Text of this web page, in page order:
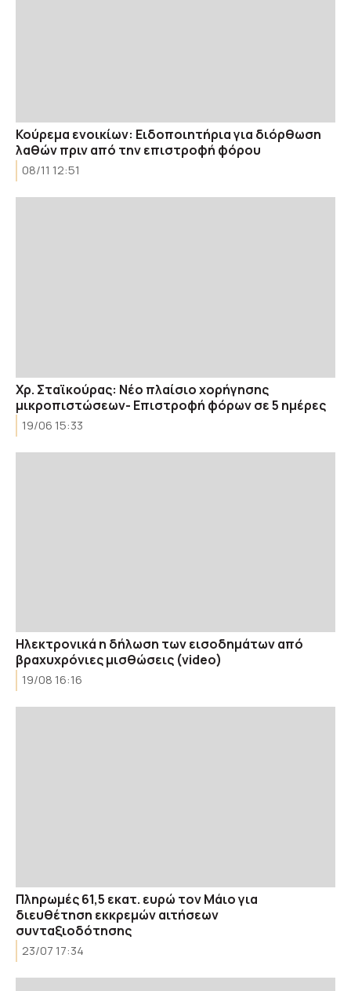
Κούρεμα ενοικίων: Ειδοποιητήρια για διόρθωση
λαθών πριν από την επιστροφή φόρου
08/11 12:51
Χρ. Σταϊκούρας: Νέο πλαίσιο χορήγησης
μικροπιστώσεων- Επιστροφή φόρων σε 5 ημέρες
19/06 15:33
Ηλεκτρονικά η δήλωση των εισοδημάτων από
βραχυχρόνιες μισθώσεις (video)
19/08 16:16
Πληρωμές 61,5 εκατ. ευρώ τον Μάιο για
διευθέτηση εκκρεμών αιτήσεων
συνταξιοδότησης
23/07 17:34